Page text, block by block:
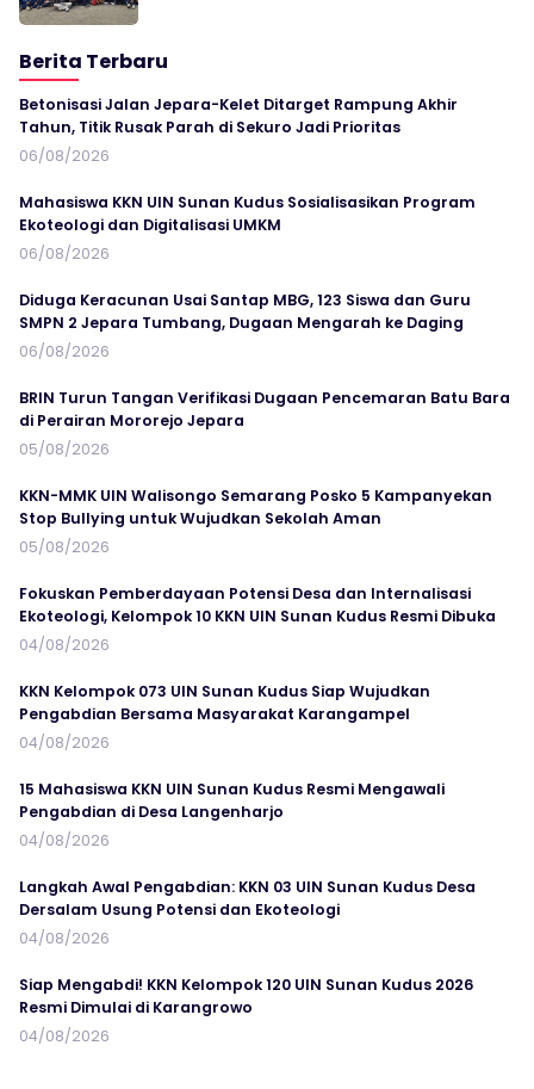
Berita Terbaru
Betonisasi Jalan Jepara-Kelet Ditarget Rampung Akhir
Tahun, Titik Rusak Parah di Sekuro Jadi Prioritas
06/08/2026
Mahasiswa KKN UIN Sunan Kudus Sosialisasikan Program
Ekoteologi dan Digitalisasi UMKM
06/08/2026
Diduga Keracunan Usai Santap MBG, 123 Siswa dan Guru
SMPN 2 Jepara Tumbang, Dugaan Mengarah ke Daging
06/08/2026
BRIN Turun Tangan Verifikasi Dugaan Pencemaran Batu Bara
di Perairan Mororejo Jepara
05/08/2026
KKN-MMK UIN Walisongo Semarang Posko 5 Kampanyekan
Stop Bullying untuk Wujudkan Sekolah Aman
05/08/2026
Fokuskan Pemberdayaan Potensi Desa dan Internalisasi
Ekoteologi, Kelompok 10 KKN UIN Sunan Kudus Resmi Dibuka
04/08/2026
KKN Kelompok 073 UIN Sunan Kudus Siap Wujudkan
Pengabdian Bersama Masyarakat Karangampel
04/08/2026
15 Mahasiswa KKN UIN Sunan Kudus Resmi Mengawali
Pengabdian di Desa Langenharjo
04/08/2026
Langkah Awal Pengabdian: KKN 03 UIN Sunan Kudus Desa
Dersalam Usung Potensi dan Ekoteologi
04/08/2026
Siap Mengabdi! KKN Kelompok 120 UIN Sunan Kudus 2026
Resmi Dimulai di Karangrowo
04/08/2026